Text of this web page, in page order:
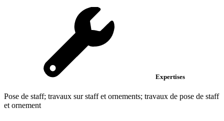
Expertises
Pose de staff; travaux sur staff et ornements; travaux de pose de staff
et ornement